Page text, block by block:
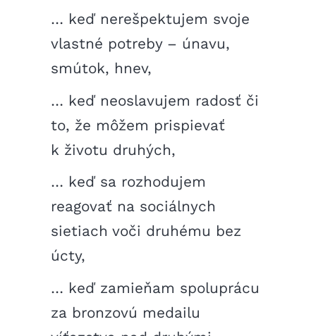
… keď nerešpektujem svoje
vlastné potreby – únavu,
smútok, hnev,
… keď neoslavujem radosť či
to, že môžem prispievať
k životu druhých,
… keď sa rozhodujem
reagovať na sociálnych
sietiach voči druhému bez
úcty,
… keď zamieňam spoluprácu
za bronzovú medailu